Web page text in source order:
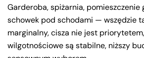
Garderoba, spiżarnia, pomieszczenie
schowek pod schodami — wszędzie
marginalny, cisza nie jest
wilgotnościowe są stabilne, niższy